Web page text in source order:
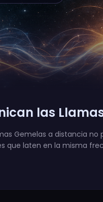
las
Gemelas a distancia no
que laten en la misma